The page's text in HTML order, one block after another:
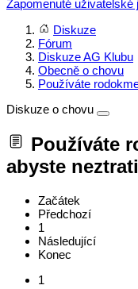
Zapomenuté uživatelské
Diskuze
Fórum
Diskuze AG Klubu
Obecně o chovu
Používáte
Diskuze o chovu
Používáte
abyste
Začátek
Předchozí
1
Následující
Konec
1